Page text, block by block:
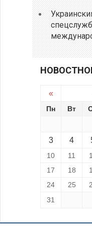
«
Пн Вт
3 4
10
11
17
18
24
25
31